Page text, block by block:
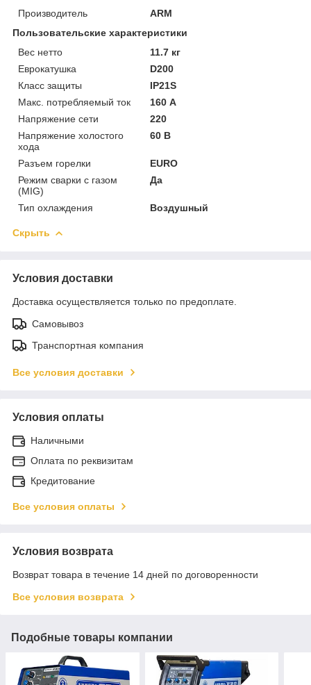
Производитель
ARM
Пользовательские характеристики
Вес нетто
11.7 кг
Еврокатушка
D200
Класс защиты
IP21S
Макс. потребляемый ток
160 А
Напряжение сети
220
Напряжение холостого
хода
60 В
Разъем горелки
EURO
Режим сварки с газом
(MIG)
Да
Тип охлаждения Воздушный
Скрыть
Условия доставки
Доставка осуществляется только по предоплате.
Самовывоз
Транспортная компания
Все условия доставки
Условия оплаты
Наличными
Оплата по реквизитам
Кредитование
Все условия оплаты
Условия возврата
Возврат товара в течение 14 дней по договоренности
Все условия возврата
Подобные товары компании